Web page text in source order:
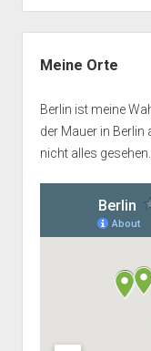
Meine Orte
Berlin ist meine
der Mauer in
nicht alles